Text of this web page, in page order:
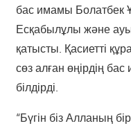
бас имамы Болатбек
Есқабылұлы және
қатысты. Қасиетті
сөз алған өңірдің
білдірді.
“Бүгін біз Алланың